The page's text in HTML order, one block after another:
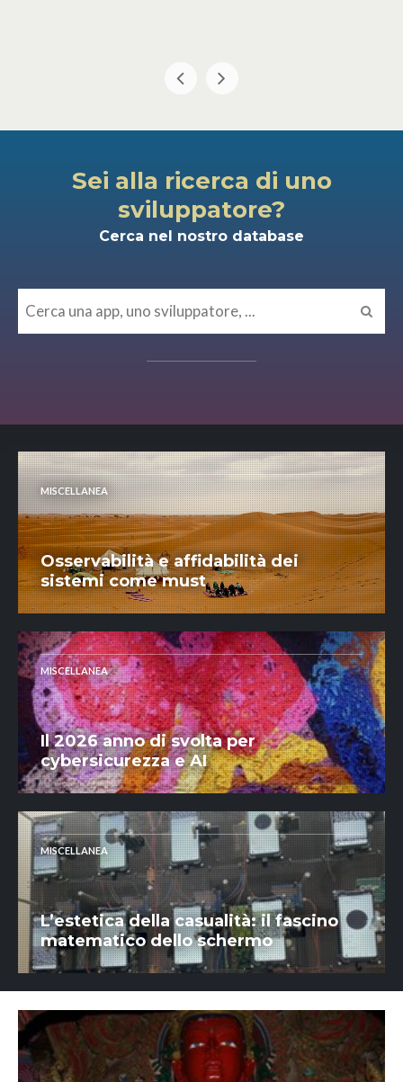
Sei alla ricerca di uno
sviluppatore?
Cerca nel nostro database
MISCELLANEA
Osservabilità e affidabilità dei
sistemi come must
MISCELLANEA
Il 2026 anno di svolta per
cybersicurezza e AI
MISCELLANEA
L’estetica della casualità: il fascino
matematico dello schermo